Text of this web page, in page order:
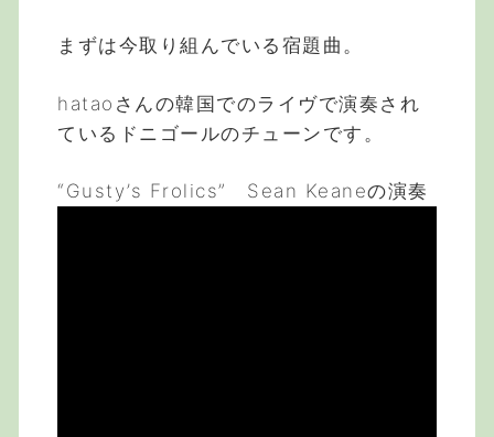
まずは今取り組んでいる宿題曲。
hataoさんの韓国でのライヴで演奏され
ているドニゴールのチューンです。
“Gusty’s Frolics” Sean Keaneの演奏